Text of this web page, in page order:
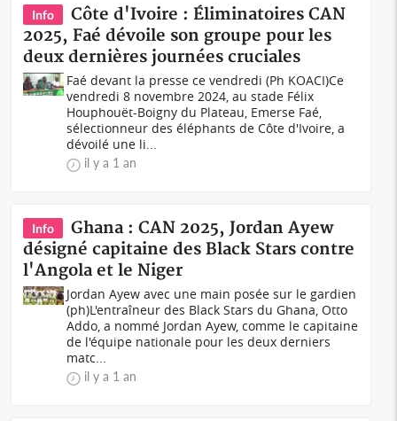
Info
Côte d'Ivoire : Éliminatoires CAN
2025, Faé dévoile son groupe pour les
deux dernières journées cruciales
Faé devant la presse ce vendredi (Ph KOACI)Ce
vendredi 8 novembre 2024, au stade Félix
Houphouët-Boigny du Plateau, Emerse Faé,
sélectionneur des éléphants de Côte d'Ivoire, a
dévoilé une li...
il y a 1 an
Info
Ghana : CAN 2025, Jordan Ayew
désigné capitaine des Black Stars contre
l'Angola et le Niger
Jordan Ayew avec une main posée sur le gardien
(ph)L'entraîneur des Black Stars du Ghana, Otto
Addo, a nommé Jordan Ayew, comme le capitaine
de l'équipe nationale pour les deux derniers
matc...
il y a 1 an